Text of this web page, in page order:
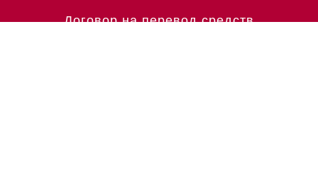
Договор на перевод средств